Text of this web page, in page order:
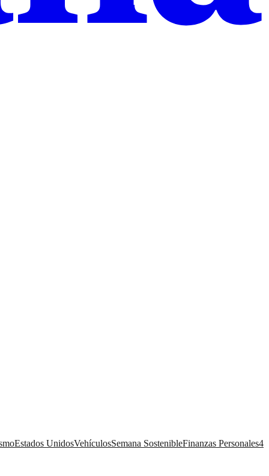
Estados UnidosVehículosSemana SostenibleFinanzas Personales4